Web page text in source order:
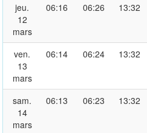
jeu.
12
mars
06:16 06:26 13:32
ven.
13
mars
06:14 06:24 13:32
sam.
14
mars
06:13 06:23 13:32